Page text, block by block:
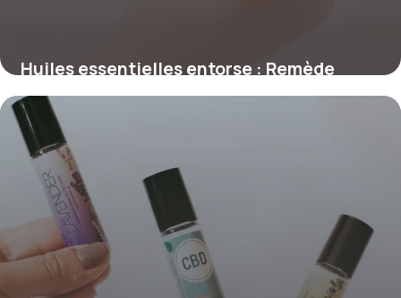
Huiles essentielles entorse : Remède
naturel
16 mai 2026